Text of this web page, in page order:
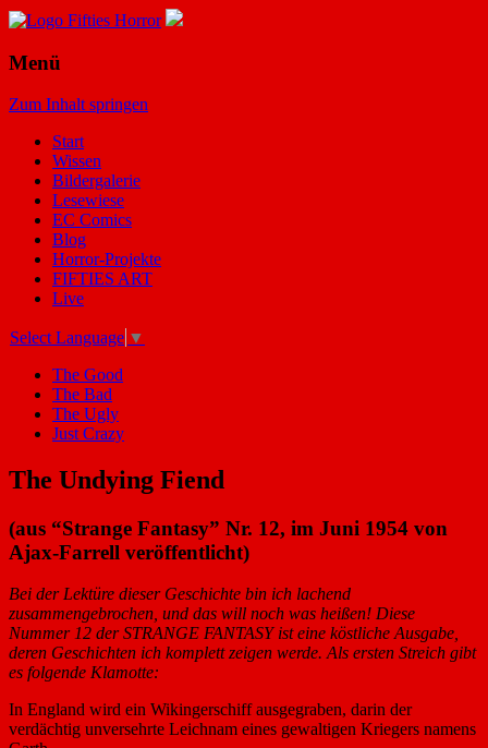
Menü
Zum Inhalt springen
Start
Wissen
Bildergalerie
Lesewiese
EC Comics
Blog
Horror-Projekte
FIFTIES ART
Live
Select Language ▼
The Good
The Bad
The Ugly
Just Crazy
The Undying Fiend
(aus “Strange Fantasy” Nr. 12, im Juni 1954 von
Ajax-Farrell veröffentlicht)
Bei der Lektüre dieser Geschichte bin ich lachend
zusammengebrochen, und das will noch was heißen! Diese
Nummer 12 der STRANGE FANTASY ist eine köstliche Ausgabe,
deren Geschichten ich komplett zeigen werde. Als ersten Streich gibt
es folgende Klamotte:
In England wird ein Wikingerschiff ausgegraben, darin der
verdächtig unversehrte Leichnam eines gewaltigen Kriegers namens